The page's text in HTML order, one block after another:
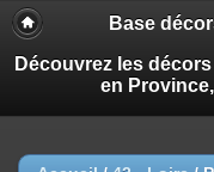
Base
Découvrez les
en